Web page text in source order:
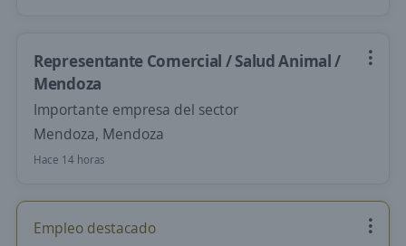
Representante Comercial / Salud Animal /
Mendoza
Importante empresa del sector
Mendoza, Mendoza
Hace 14 horas
Empleo destacado